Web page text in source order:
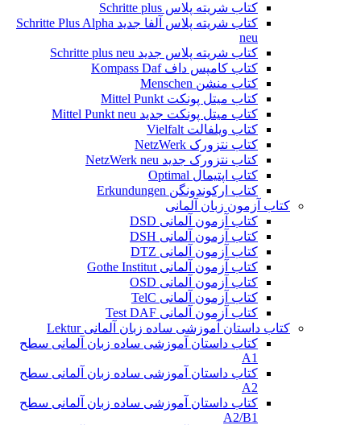
کتاب شریته پلاس Schritte plus
کتاب شریته پلاس آلفا جدید Schritte Plus Alpha
neu
کتاب شریته پلاس جدید Schritte plus neu
کتاب کامپس داف Kompass Daf
کتاب منشن Menschen
کتاب میتل پونکت Mittel Punkt
کتاب میتل پونکت جدید Mittel Punkt neu
کتاب ویلفالت Vielfalt
کتاب نتزورک NetzWerk
کتاب نتزورک جدید NetzWerk neu
کتاب اپتیمال Optimal
کتاب ارکوندونگن Erkundungen
کتاب آزمون زبان آلمانی
کتاب آزمون آلمانی DSD
کتاب آزمون آلمانی DSH
کتاب آزمون آلمانی DTZ
کتاب آزمون آلمانی Gothe Institut
کتاب آزمون آلمانی OSD
کتاب آزمون آلمانی TelC
کتاب آزمون آلمانی Test DAF
کتاب داستان آموزشی ساده زبان آلمانی Lektur
کتاب داستان آموزشی ساده زبان آلمانی سطح
A1
کتاب داستان آموزشی ساده زبان آلمانی سطح
A2
کتاب داستان آموزشی ساده زبان آلمانی سطح
A2/B1